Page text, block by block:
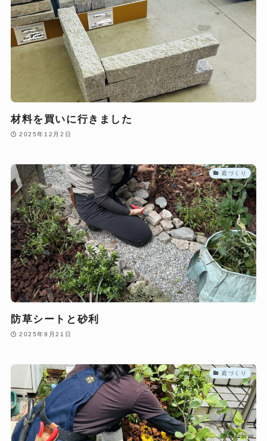
材料を買いに行きました
2025年12月2日
庭づくり
防草シートと砂利
2025年9月21日
庭づくり